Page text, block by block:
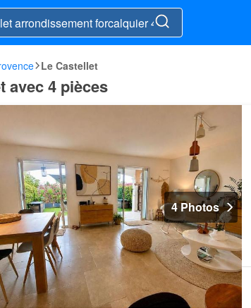
Le Castellet
avec 4 pièces
4 Photos